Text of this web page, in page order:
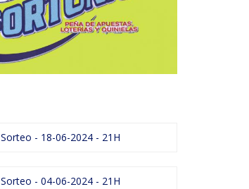
Sorteo - 18-06-2024 - 21H
Sorteo - 04-06-2024 - 21H